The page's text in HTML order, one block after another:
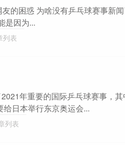
的困惑 为啥没有乒乓球赛事新
是因为...
列表
年重要的国际乒乓球赛事，
日本举行东京奥运会...
列表